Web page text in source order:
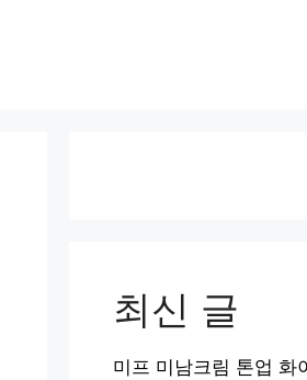
최신 글
미프 미남크림 톤업 화